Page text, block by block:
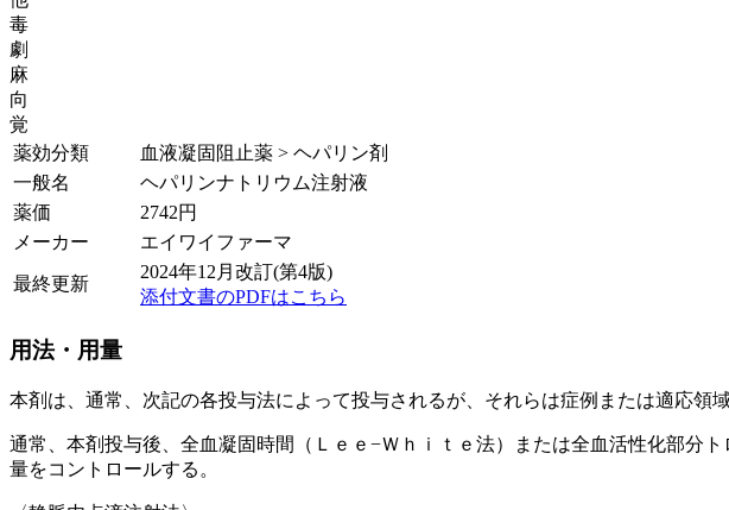
毒
劇
麻
向
覚
薬効分類
血液凝固阻止薬 > ヘパリン剤
一般名
ヘパリンナトリウム注射液
薬価
2742円
メーカー
エイワイファーマ
最終更新
2024年12月改訂(第4版)
添付文書のPDFはこちら
用法・用量
本剤は、通常、次記の各投与法によって投与されるが、それらは症例または適応領
通常、本剤投与後、全血凝固時間（Ｌｅｅ−Ｗｈｉｔｅ法）または全血活性化部分
量をコントロールする。